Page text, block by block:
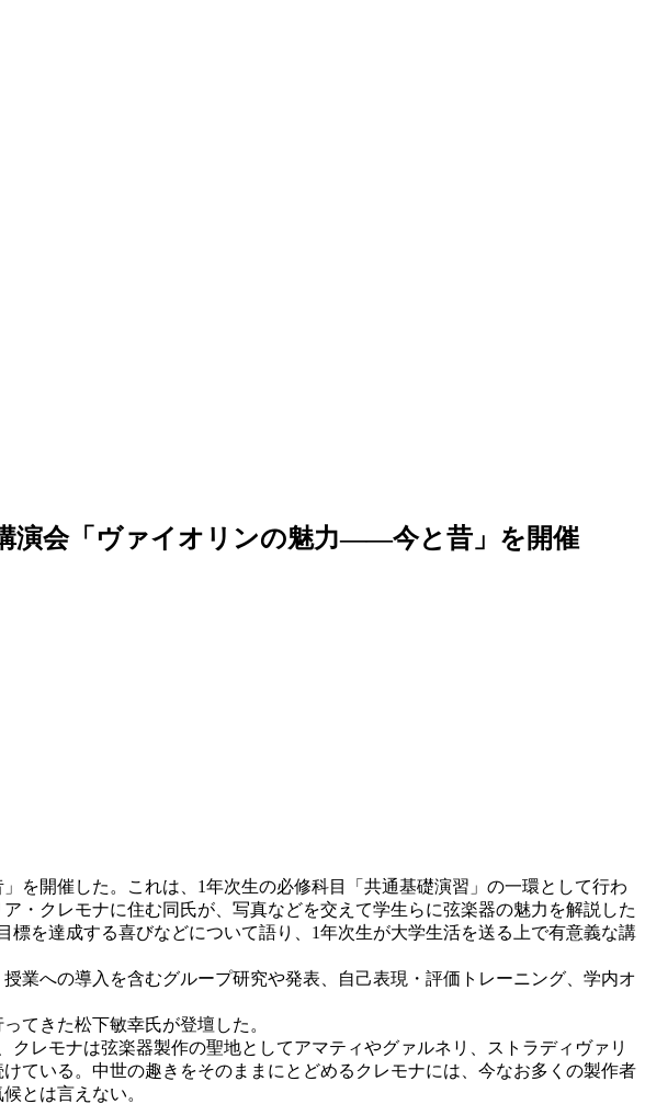
演会「ヴァイオリンの魅力――今と昔」を開催
開催した。これは、1年次生の必修科目「共通基礎演習」の一環として行わ
・クレモナに住む同氏が、写真などを交えて学生らに弦楽器の魅力を解説した
を達成する喜びなどについて語り、1年次生が大学生活を送る上で有意義な講
への導入を含むグループ研究や発表、自己表現・評価トレーニング、学内オ
てきた松下敏幸氏が登壇した。
レモナは弦楽器製作の聖地としてアマティやグァルネリ、ストラディヴァリ
ている。中世の趣きをそのままにとどめるクレモナには、今なお多くの製作者
とは言えない。